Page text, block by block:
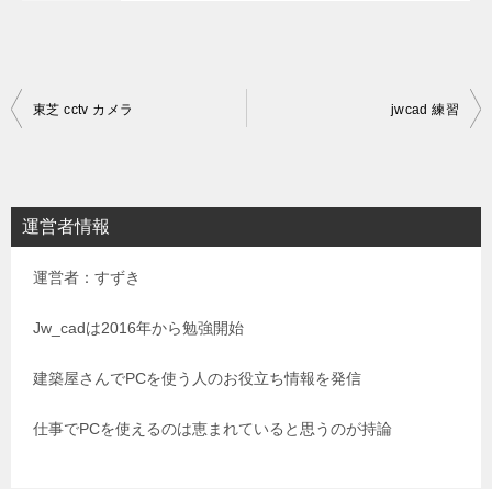
投
ビ
ゲ
東芝 cctv カメラ jwcad 練習
運営者情報
運営者：すずき
Jw_cadは2016年から勉強開始
建築屋さんでPCを使う人のお役立ち情報を発信
仕事でPCを使えるのは恵まれていると思うのが持論